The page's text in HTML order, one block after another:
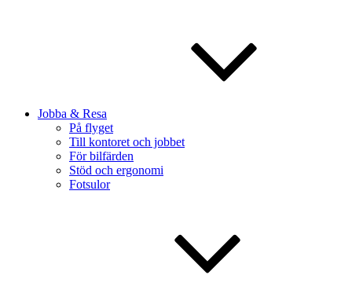
Jobba & Resa
På flyget
Till kontoret och jobbet
För bilfärden
Stöd och ergonomi
Fotsulor